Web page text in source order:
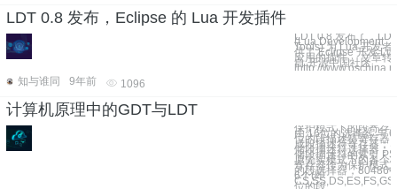
LDT 0.8 发布，Eclipse 的 Lua 开发插件
LDT 0.8 发布了，LDT
(Lua Development
Tools) 为 Lua 开发者
供了 Eclipse 开发
应用的插件。 文章转
自 开源中国社区
[http://
知与谁同
9年前 1096
计算机原理中的GDT与LDT
保护模式下的段寄存
由 16位的选择器 与
位的段描述符寄存器
成段描述符寄存器：
储段描述符选择器：
储段描述符的索引
原先实模式下的各个
寄存器作为保护模式
的段选择器，80486
6个(即
位的段